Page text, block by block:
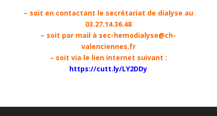
– soit en contactant le secrétariat de dialyse au
03.27.14.36.48
– soit par mail à sec-hemodialyse@ch-
valenciennes.fr
– soit via le lien internet suivant :
https://cutt.ly/LY2DDy